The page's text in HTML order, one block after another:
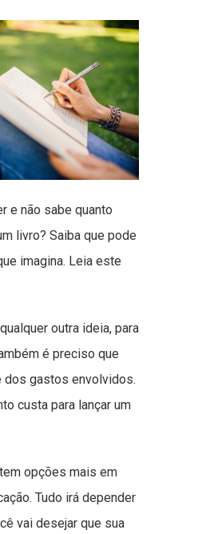
e não sabe quanto
livro? Saiba que pode
imagina. Leia este
outra ideia, para
é preciso que
dos gastos envolvidos.
custa para lançar um
opções mais em
Tudo irá depender
vai desejar que sua